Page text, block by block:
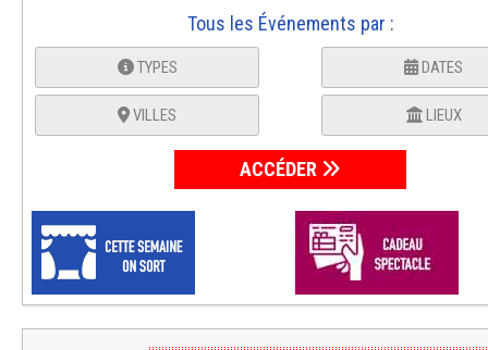
Tous les Événements par :
TYPES DATES
VILLES LIEUX
ACCÉDER